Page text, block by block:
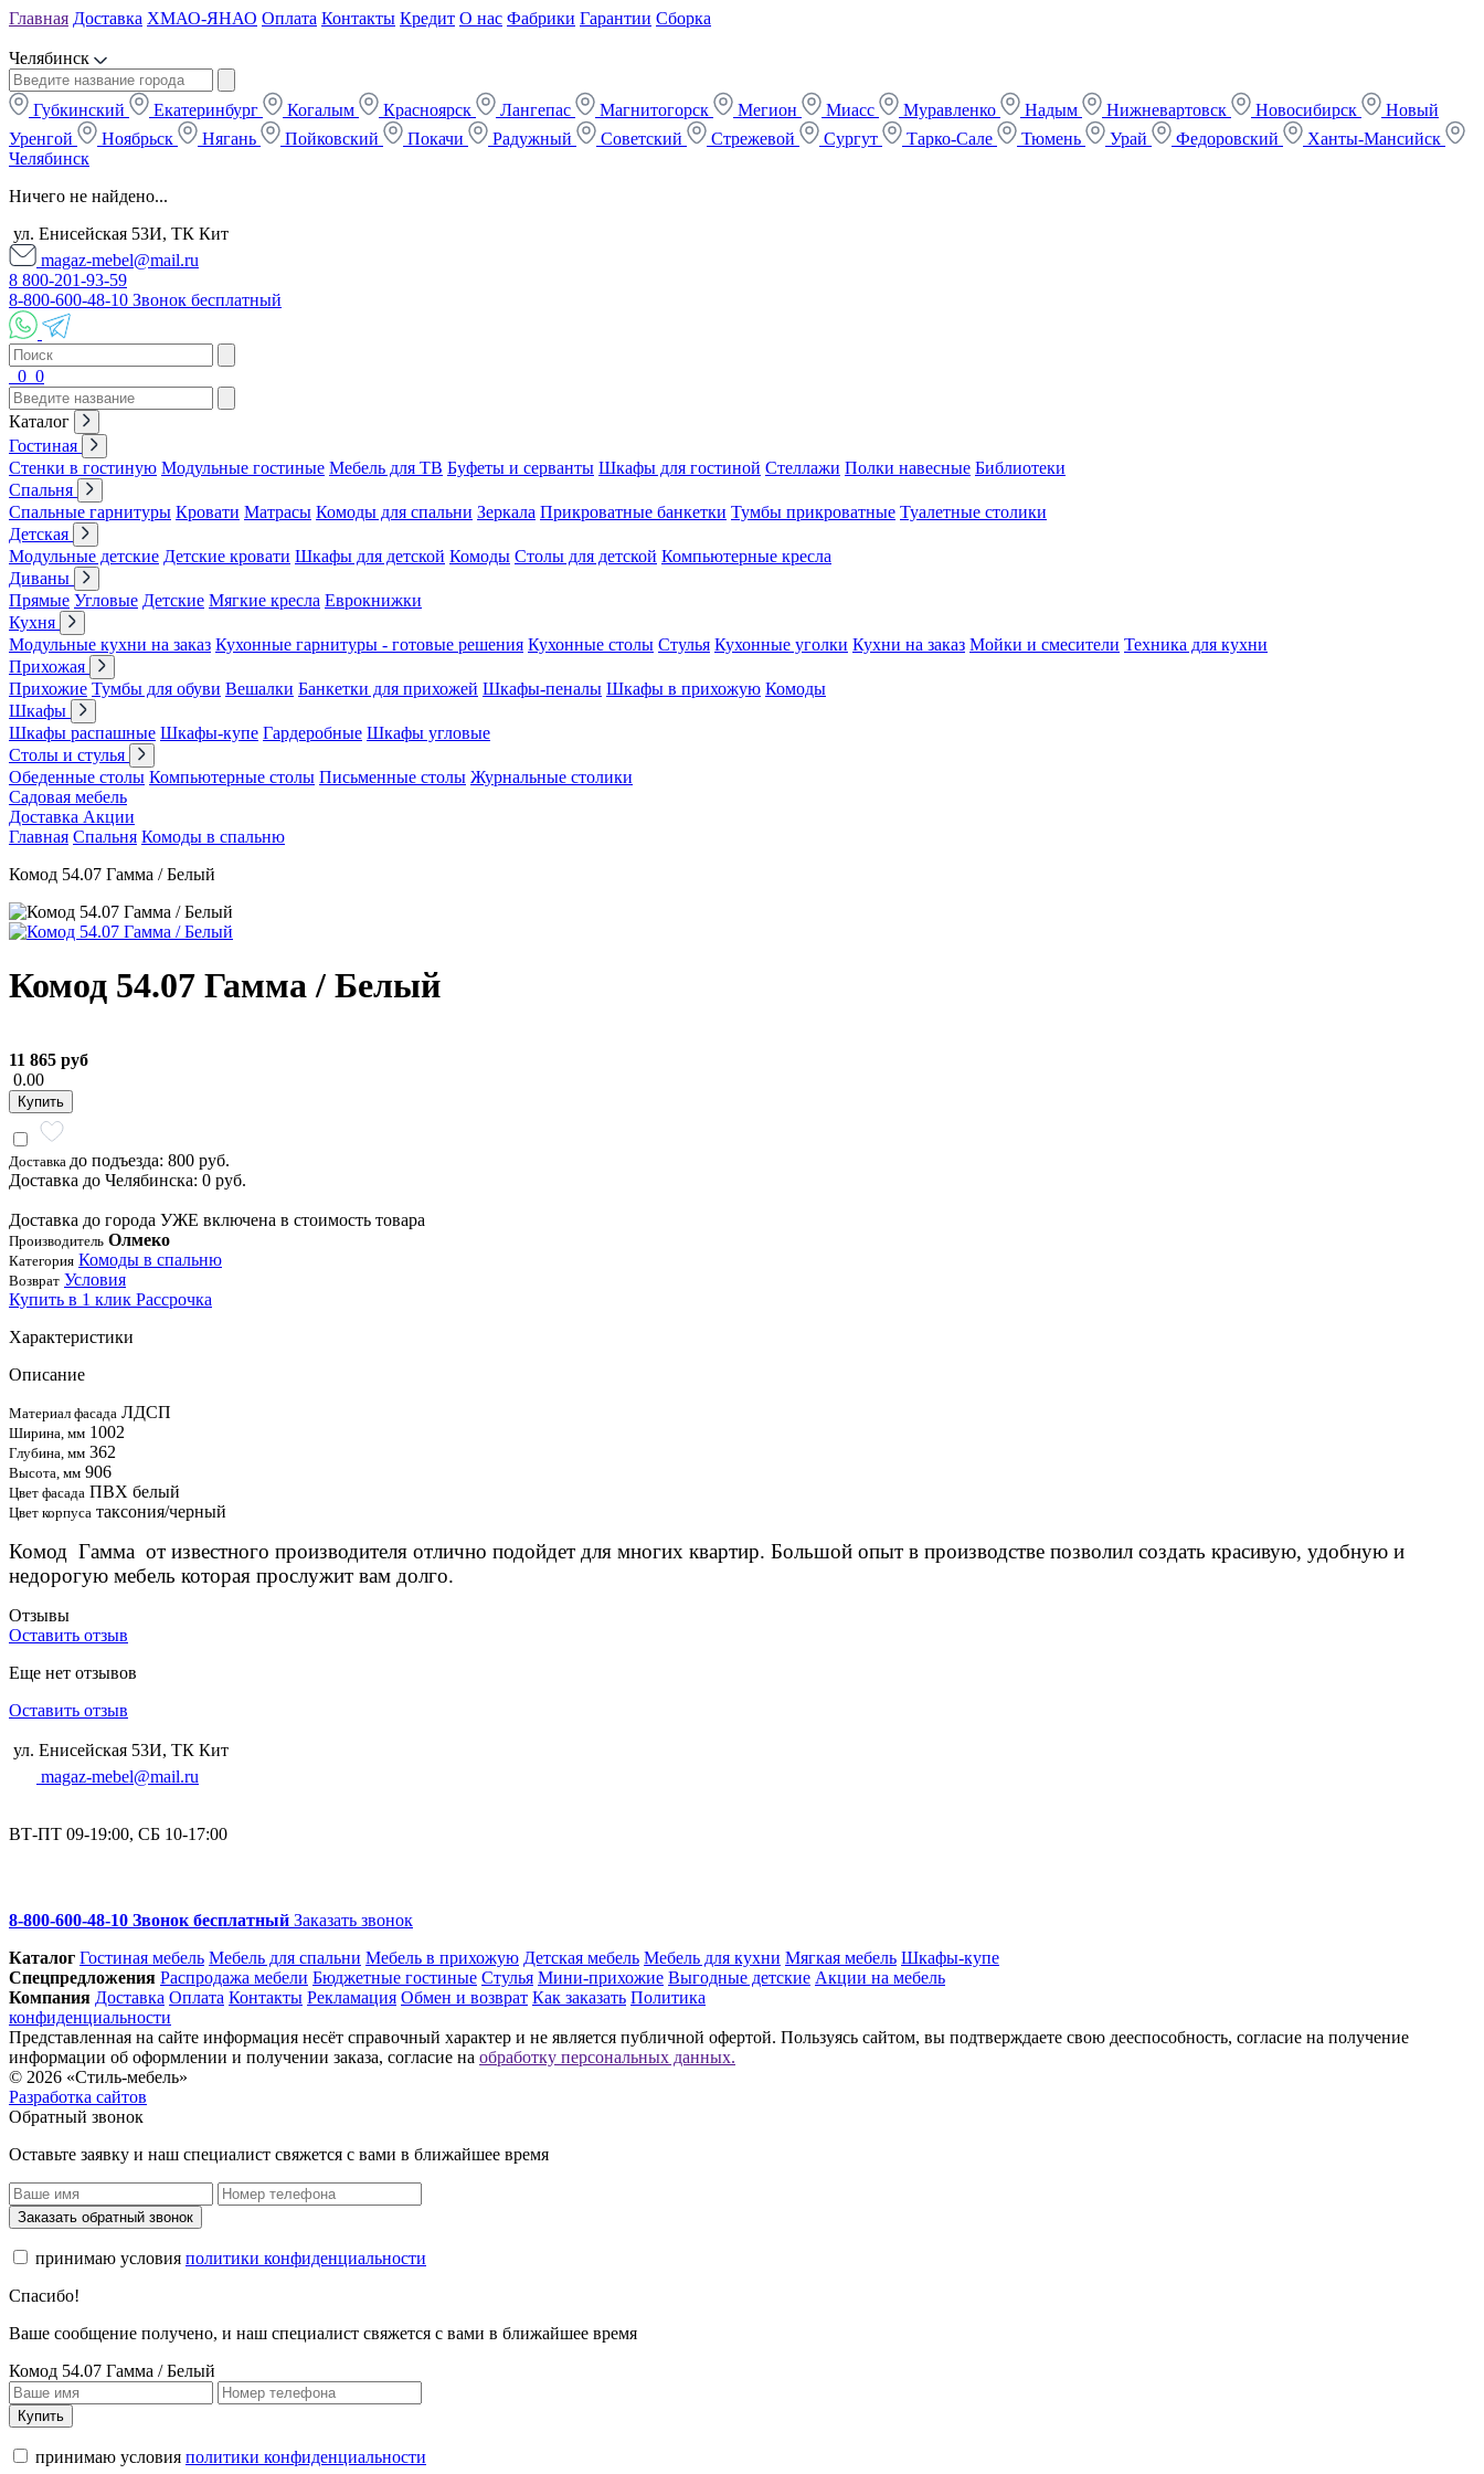
Главная Доставка ХМАО-ЯНАО Оплата Контакты Кредит О нас Фабрики Гарантии Сборка
Челябинск
Губкинский Екатеринбург Когалым Красноярск Лангепас Магнитогорск Мегион Миасс Муравленко Надым Нижневартовск Новосибирск
Новый
Уренгой
Ноябрьск Нягань Пойковский Покачи Радужный Советский Стрежевой Сургут Тарко-Сале Тюмень Урай Федоровский
Ханты-Мансийск
Челябинск
Ничего не найдено...
ул. Енисейская 53И, ТК Кит
magaz-mebel@mail.ru
8 800-201-93-59
8-800-600-48-10 Звонок бесплатный
0 0
Каталог
Гостиная
Стенки в гостиную Модульные гостиные Мебель для ТВ Буфеты и серванты Шкафы для гостиной Стеллажи Полки навесные Библиотеки
Спальня
Спальные гарнитуры Кровати Матрасы Комоды для спальни Зеркала Прикроватные банкетки Тумбы прикроватные Туалетные столики
Детская
Модульные детские Детские кровати Шкафы для детской Комоды Столы для детской Компьютерные кресла
Диваны
Прямые Угловые Детские Мягкие кресла Еврокнижки
Кухня
Модульные кухни на заказ Кухонные гарнитуры - готовые решения Кухонные столы Стулья Кухонные уголки Кухни на заказ Мойки и смесители Техника для кухни
Прихожая
Прихожие Тумбы для обуви Вешалки Банкетки для прихожей Шкафы-пеналы Шкафы в прихожую Комоды
Шкафы
Шкафы распашные Шкафы-купе Гардеробные Шкафы угловые
Столы и стулья
Обеденные столы Компьютерные столы Письменные столы Журнальные столики
Садовая мебель
Доставка Акции
Главная Спальня Комоды в спальню
Комод 54.07 Гамма / Белый
Комод 54.07 Гамма / Белый
11 865 руб
0.00
Купить
Доставка до подъезда: 800 руб.
Доставка до Челябинска: 0 руб.
Доставка до города УЖЕ включена в стоимость товара
Производитель Олмеко
Категория Комоды в спальню
Возврат Условия
Купить в 1 клик Рассрочка
Характеристики
Описание
Материал фасада ЛДСП
Ширина, мм 1002
Глубина, мм 362
Высота, мм 906
Цвет фасада ПВХ белый
Цвет корпуса таксония/черный
Комод Гамма от известного производителя отлично подойдет для многих квартир. Большой опыт в производстве позволил создать красивую, удобную и
недорогую мебель которая прослужит вам долго.
Отзывы
Оставить отзыв
Еще нет отзывов
Оставить отзыв
ул. Енисейская 53И, ТК Кит
magaz-mebel@mail.ru
ВТ-ПТ 09-19:00, СБ 10-17:00
8-800-600-48-10 Звонок бесплатный Заказать звонок
Каталог Гостиная мебель Мебель для спальни Мебель в прихожую Детская мебель Мебель для кухни Мягкая мебель Шкафы-купе
Спец­предложения Распродажа мебели Бюджетные гостиные Стулья Мини-прихожие Выгодные детские Акции на мебель
Компания Доставка Оплата Контакты Рекламация Обмен и возврат Как заказать Политика
конфиденциальности
Представленная на сайте информация несёт справочный характер и не является публичной офертой. Пользуясь сайтом, вы подтверждаете свою дееспособность, согласие на получение
информации об оформлении и получении заказа, согласие на обработку персональных данных.
© 2026 «Стиль-мебель»
Разработка сайтов
Обратный звонок
Оставьте заявку и наш специалист свяжется с вами в ближайшее время
Заказать обратный звонок
принимаю условия политики конфиденциальности
Спасибо!
Ваше сообщение получено, и наш специалист свяжется с вами в ближайшее время
Комод 54.07 Гамма / Белый
Купить
принимаю условия политики конфиденциальности